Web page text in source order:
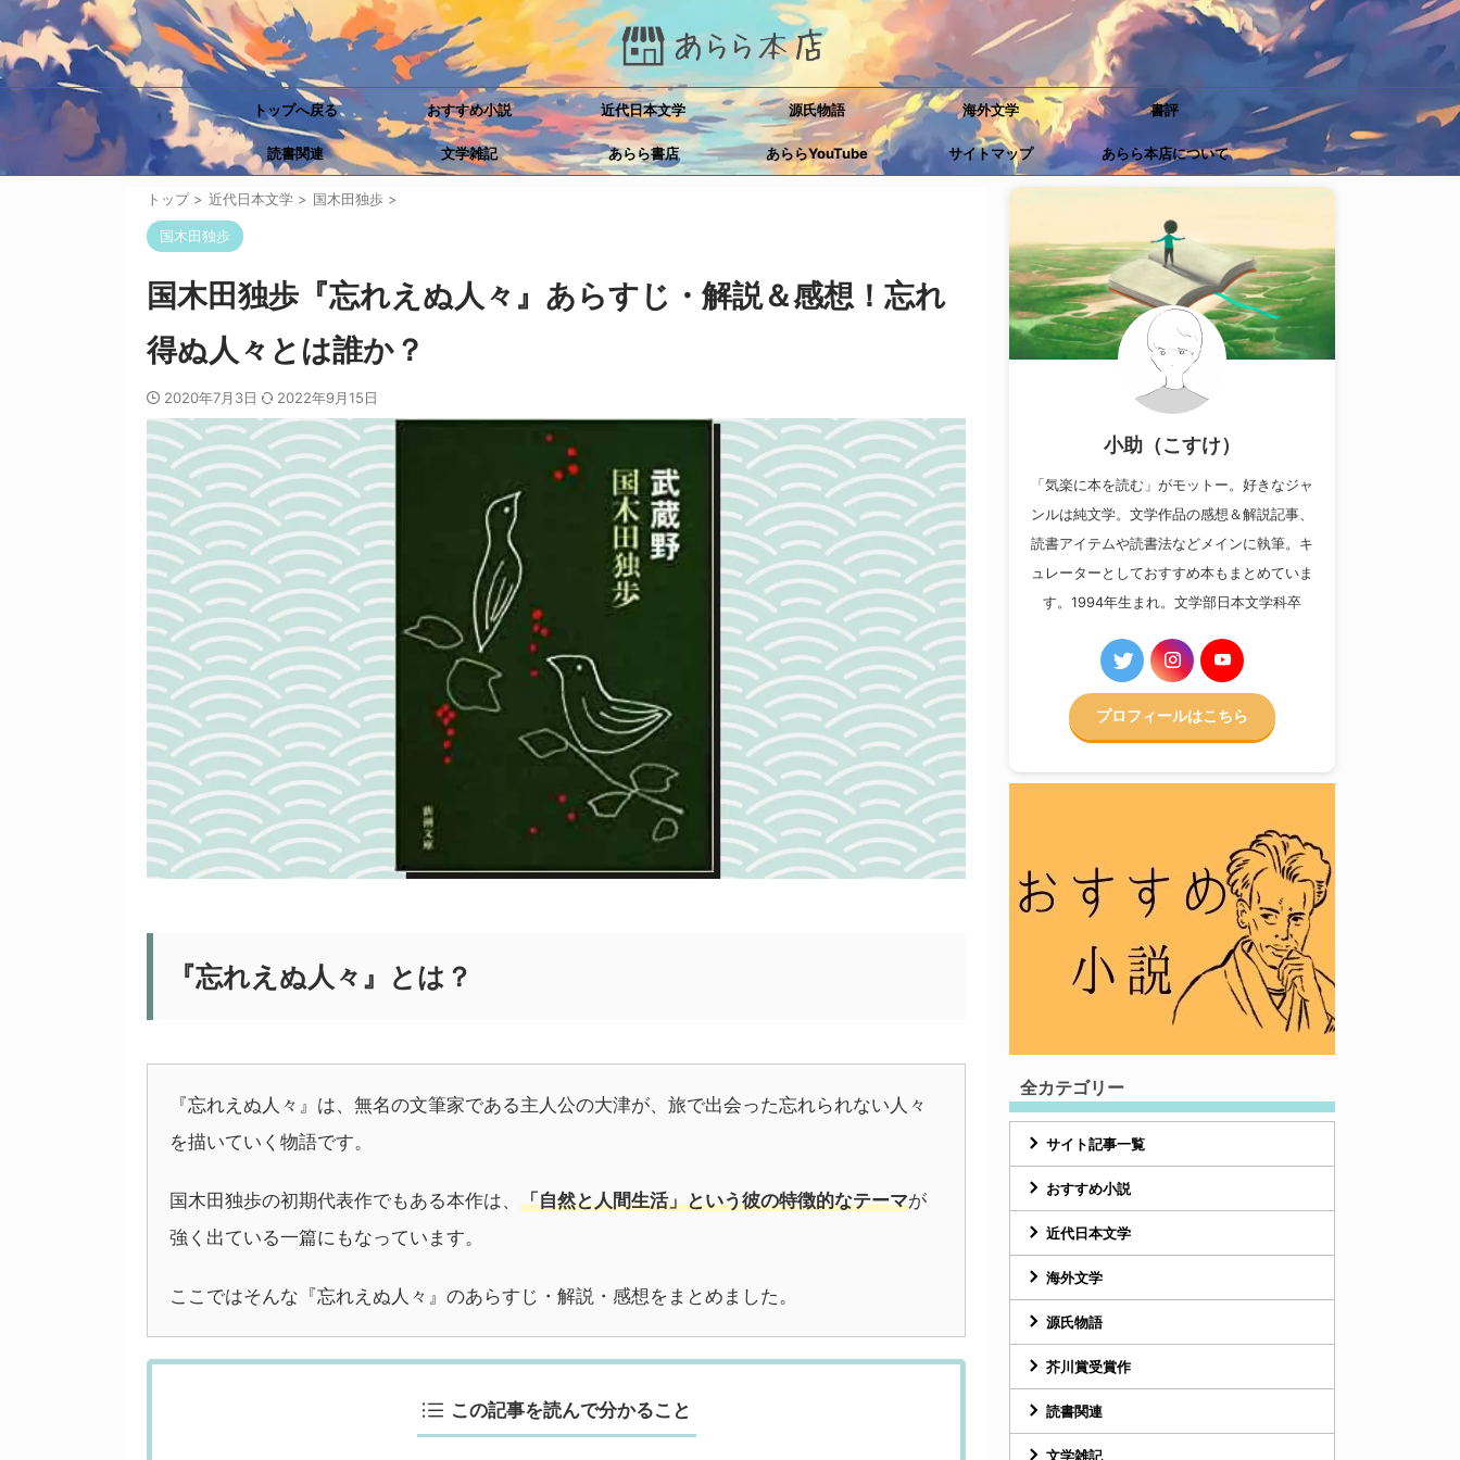
トップへ戻る おすすめ小説 近代日本文学 源氏物語 海外文学 書評
読書関連 文学雑記 あらら書店 あららYouTube サイトマップ あらら本店について
トップ > 近代日本文学 > 国木田独歩 >
国木田独歩
国木田独歩『忘れえぬ人々』あらすじ・解説＆感想！忘れ
得ぬ人々とは誰か？
2020年7月3日 2022年9月15日
『忘れえぬ人々』とは？
『忘れえぬ人々』は、無名の文筆家である主人公の大津が、旅で出会った忘れられない人々
を描いていく物語です。
国木田独歩の初期代表作でもある本作は、 「自然と人間生活」という彼の特徴的なテーマが
強く出ている一篇にもなっています。
ここではそんな『忘れえぬ人々』のあらすじ・解説・感想をまとめました。
この記事を読んで分かること
小助（こすけ）
「気楽に本を読む」がモットー。好きなジャ
ンルは純文学。文学作品の感想＆解説記事、
読書アイテムや読書法などメインに執筆。キ
ュレーターとしておすすめ本もまとめていま
す。1994年生まれ。文学部日本文学科卒
プロフィールはこちら
全カテゴリー
サイト記事一覧
おすすめ小説
近代日本文学
海外文学
源氏物語
芥川賞受賞作
読書関連
文学雑記